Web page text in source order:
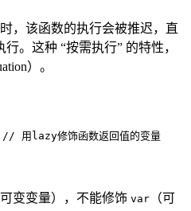
，该函数的执行会被推迟，直
。这种 “按需执行” 的特性，
）。
// 用lazy修饰函数返回值的变量
可变变量），不能修饰 var （可